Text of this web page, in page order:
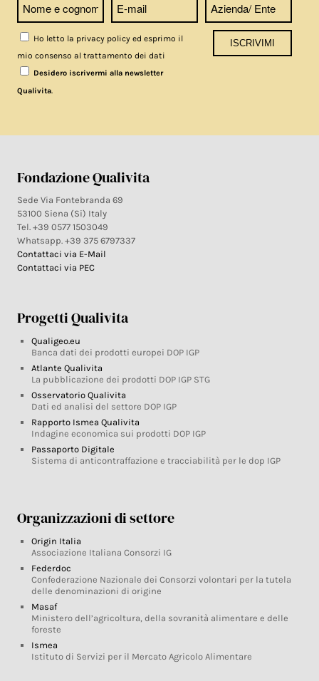
Ho letto la privacy policy ed esprimo il
mio consenso al trattamento dei dati
Desidero iscrivermi alla newsletter
Qualivita.
Fondazione Qualivita
Sede Via Fontebranda 69
53100 Siena (Si) Italy
Tel. +39 0577 1503049
Whatsapp. +39 375 6797337
Contattaci via E-Mail
Contattaci via PEC
Progetti Qualivita
Qualigeo.eu
Banca dati dei prodotti europei DOP IGP
Atlante Qualivita
La pubblicazione dei prodotti DOP IGP STG
Osservatorio Qualivita
Dati ed analisi del settore DOP IGP
Rapporto Ismea Qualivita
Indagine economica sui prodotti DOP IGP
Passaporto Digitale
Sistema di anticontraffazione e tracciabilità per le dop IGP
Organizzazioni di settore
Origin Italia
Associazione Italiana Consorzi IG
Federdoc
Confederazione Nazionale dei Consorzi volontari per la tutela
delle denominazioni di origine
Masaf
Ministero dell’agricoltura, della sovranità alimentare e delle
foreste
Ismea
Istituto di Servizi per il Mercato Agricolo Alimentare